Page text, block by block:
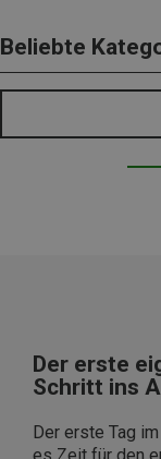
Beliebte
Der erste
Schritt ins
Der erste Tag